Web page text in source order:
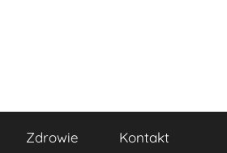
Zdrowie Kontakt